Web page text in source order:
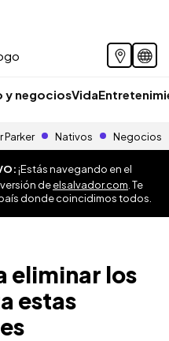
y negociosVida
Parker Nativos Negocios
¡Estás navegando en el
deelsalvador.com . Te
donde coincidimos todos.
eliminar los
estas